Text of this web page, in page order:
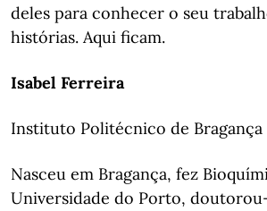
deles para conhecer o seu
histórias. Aqui ficam.
Isabel Ferreira
Instituto Politécnico de Bragança
Nasceu em Bragança, fez
Universidade do Porto,